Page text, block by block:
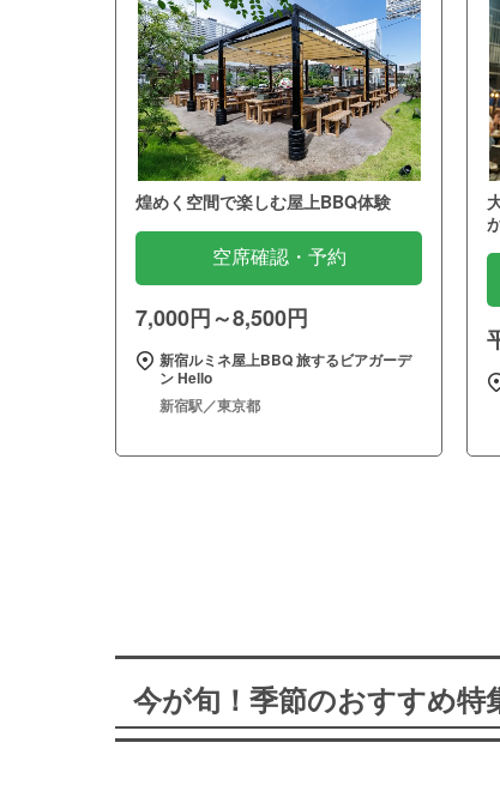
煌めく空間で楽しむ屋上BBQ体験
空席確認・予約
7,000円～8,500円
新宿ルミネ屋上BBQ 旅するビアガーデ
ン Hello
新宿駅／東京都
今が旬！季節のおすすめ特